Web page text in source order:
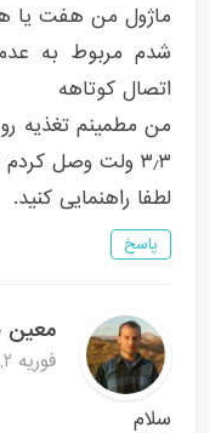
ماژول من هفت یا
شدم مربوط به عدم
اتصال کوتاهه
۳٫۳ ولت وصل کردم اما همچنان مشکل پاربرجاست
لطفا راهنمایی کنید.
پاسخ
معین
فوریه 2, 2021 در 4:20 ب.ظ
سلام